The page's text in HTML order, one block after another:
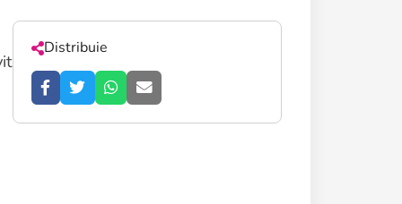
Distribuie